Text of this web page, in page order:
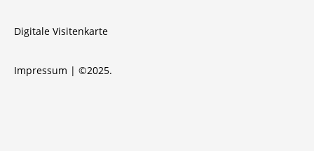
Impressum | ©2025.
Digitale Visitenkarte